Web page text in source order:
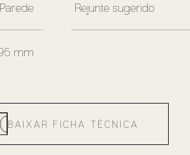
Rejunte sugerido
mm
BAIXAR FICHA TÉCNICA